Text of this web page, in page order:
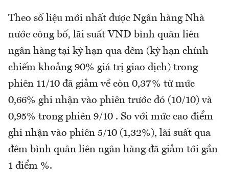
Theo số liệu mới nhất được Ngân hàng Nhà
nước công bố, lãi suất VND bình quân liên
ngân hàng tại kỳ hạn qua đêm (kỳ hạn chính
chiếm khoảng 90% giá trị giao dịch) trong
phiên 11/10 đã giảm về còn 0,37% từ mức
0,66% ghi nhận vào phiên trước đó (10/10) và
0,95% trong phiên 9/10 . So với mức cao điểm
ghi nhận vào phiên 5/10 (1,32%), lãi suất qua
đêm bình quân liên ngân hàng đã giảm tới gần
1 điểm %.